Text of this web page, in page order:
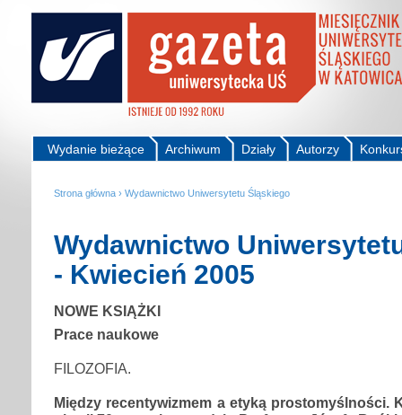
Autorzy
Działy
Archiwum
Wydanie bieżące
Strona główna › Wydawnictwo Uniwersytetu Śląskiego
Wydawnictwo
- Kwiecień 2005
NOWE KSIĄŻKI
Prace naukowe
FILOZOFIA.
Między recentywizmem a etyką prostomyślności.